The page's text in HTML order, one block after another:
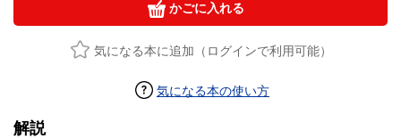
かごに入れる
気になる本に追加（ログインで利用可能）
気になる本の使い方
解説